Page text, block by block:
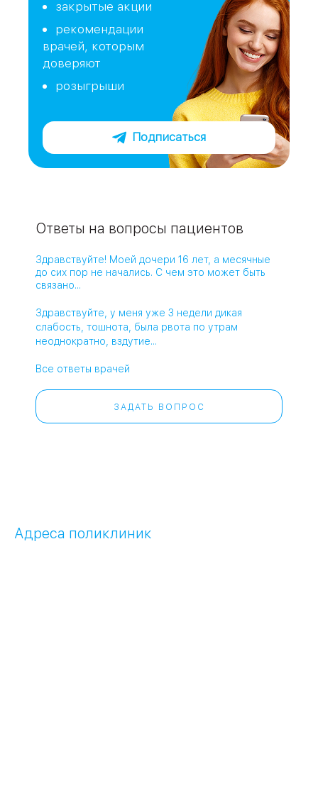
закрытые акции
рекомендации
врачей, которым
доверяют
розыгрыши
Подписаться
Ответы на вопросы пациентов
Здравствуйте! Моей дочери 16 лет, а месячные
до сих пор не начались. С чем это может быть
связано...
Здравствуйте, у меня уже 3 недели дикая
слабость, тошнота, была рвота по утрам
неоднократно, вздутие...
Все ответы врачей
ЗАДАТЬ ВОПРОС
Адреса поликлиник